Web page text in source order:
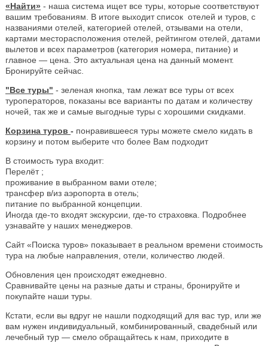
«Найти» - наша система ищет все туры, которые соответствуют
вашим требованиям. В итоге выходит список отелей и туров, с
названиями отелей, категорией отелей, отзывами на отели,
картами месторасположения отелей, рейтингом отелей, датами
вылетов и всех параметров (категория номера, питание) и
главное — цена. Это актуальная цена на данный момент.
Бронируйте сейчас.
"Все туры" - зеленая кнопка, там лежат все туры от всех
туроператоров, показаны все варианты по датам и количеству
ночей, так же и самые выгодные туры с хорошими скидками.
Корзина туров - понравившееся туры можете смело кидать в
корзину и потом выберите что более Вам подходит
В стоимость тура входит:
Перелёт ;
проживание в выбранном вами отеле;
трансфер в/из аэропорта в отель;
питание по выбранной концепции.
Иногда где-то входят экскурсии, где-то страховка. Подробнее
узнавайте у наших менеджеров.
Сайт «Поиска туров» показывает в реальном времени стоимость
тура на любые направления, отели, количество людей.
Обновления цен происходят ежедневно.
Сравнивайте цены на разные даты и страны, бронируйте и
покупайте наши туры.
Кстати, если вы вдруг не нашли подходящий для вас тур, или же
вам нужен индивидуальный, комбинированный, свадебный или
лечебный тур — смело обращайтесь к нам, приходите в